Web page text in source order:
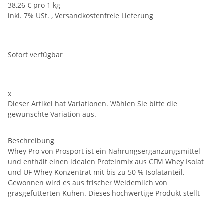
38,26 € pro 1 kg
inkl. 7% USt. , Versandkostenfreie Lieferung
Sofort verfügbar
x
Dieser Artikel hat Variationen. Wählen Sie bitte die
gewünschte Variation aus.
Beschreibung
Whey Pro von Prosport ist ein Nahrungsergänzungsmittel
und enthält einen idealen Proteinmix aus CFM Whey Isolat
und UF Whey Konzentrat mit bis zu 50 % Isolatanteil.
Gewonnen wird es aus frischer Weidemilch von
grasgefütterten Kühen. Dieses hochwertige Produkt stellt